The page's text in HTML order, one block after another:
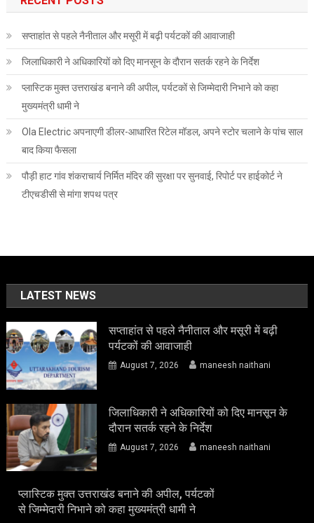
सप्ताहांत से पहले नैनीताल और मसूरी में बढ़ी पर्यटकों की आवाजाही
जिलाधिकारी ने अधिकारियों को दिए मानसून के दौरान सतर्क रहने के निर्देश
प्लास्टिक मुक्त उत्तराखंड बनाने की अपील, पर्यटकों से जिम्मेदारी निभाने को कहा
मुख्यमंत्री धामी ने
Ola Electric अपनाएगी डीलर-आधारित रिटेल मॉडल, अपने स्टोर चलाने के पांच साल
बाद किया फैसला
पौड़ी हाट गांव शंकराचार्य निर्मित मंदिर की सुरक्षा पर सुनवाई, रिपोर्ट पर हाईकोर्ट ने
टीएचडीसी से मांगा शपथ पत्र
LATEST NEWS
सप्ताहांत से पहले नैनीताल और मसूरी में बढ़ी
पर्यटकों की आवाजाही
August 7, 2026 maneesh naithani
जिलाधिकारी ने अधिकारियों को दिए मानसून के
दौरान सतर्क रहने के निर्देश
August 7, 2026 maneesh naithani
प्लास्टिक मुक्त उत्तराखंड बनाने की अपील, पर्यटकों
से जिम्मेदारी निभाने को कहा मुख्यमंत्री धामी ने